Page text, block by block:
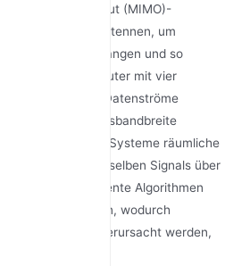
Multiple-Output (MIMO)-
nutzt mehrere Antennen, um
und zu empfangen und so
schaffen. Ein Router mit vier
unabhängige Datenströme
Übertragungsbandbreite
ist, dass MIMO-Systeme räumliche
Kopien desselben Signals über
– und intelligente Algorithmen
auszuwählen, wodurch
verursacht werden,